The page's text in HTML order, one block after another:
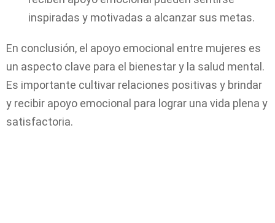
inspiradas y motivadas a alcanzar sus metas.
En conclusión, el apoyo emocional entre mujeres es
un aspecto clave para el bienestar y la salud mental.
Es importante cultivar relaciones positivas y brindar
y recibir apoyo emocional para lograr una vida plena y
satisfactoria.